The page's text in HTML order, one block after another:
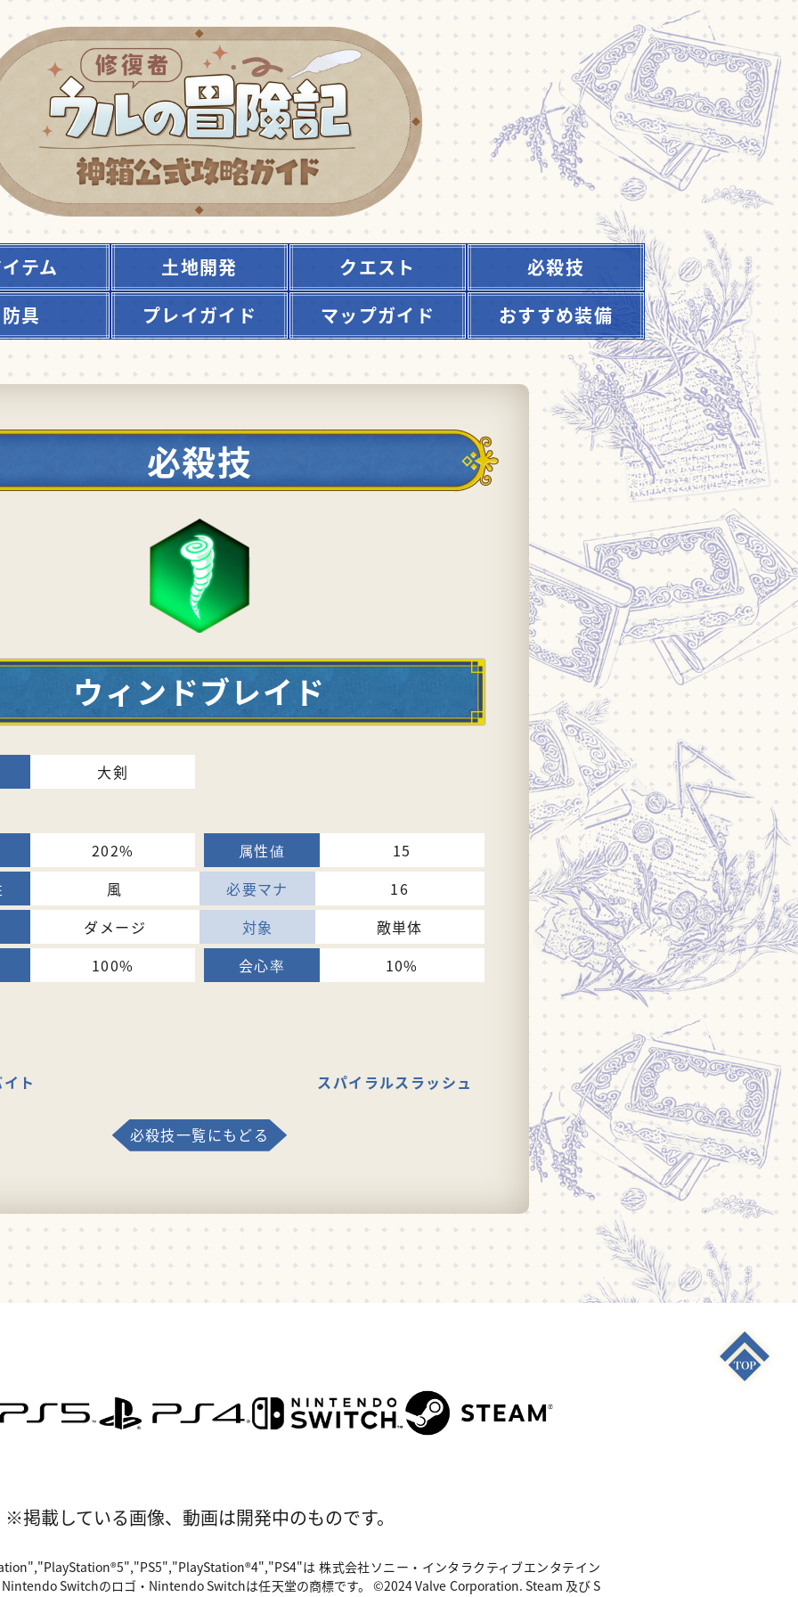
テム 土地開発 クエスト
必殺技
防具
プレイガイド マップガイド おすすめ装備
必殺技
ウィンドブレイド
大剣
202%
15
風
16
ダメージ
敵単体
100%
10%
ト スパイラルスラッシュ
必殺技一覧にもどる
※掲載している画像、動画は開発中のものです。
は 株式会社ソニー・インタラクティブエンタテイン
Switchのロゴ・Nintendo Switchは任天堂の商標です。 ©2024 Valve Corporation. Steam 及び S